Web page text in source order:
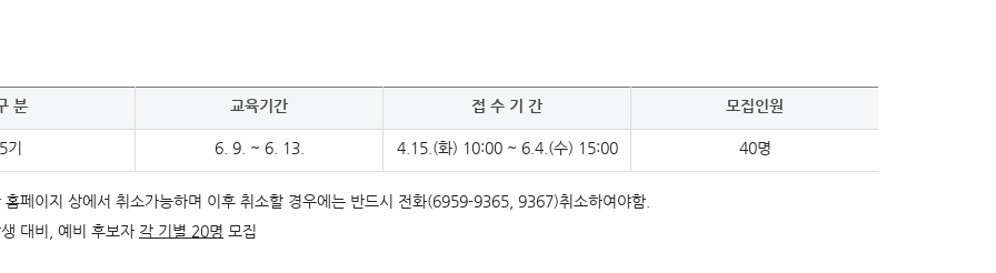
분 교육기간 접 수 기 간 모집인원
5기 6. 9. ~ 6. 13. 4.15.(화) 10:00 ~ 6.4.(수) 15:00 40명
페이지 상에서 취소가능하며 이후 취소할 경우에는 반드시 전화(6959-9365, 9367)취소하여야함.
대비, 예비 후보자 각 기별 20명 모집